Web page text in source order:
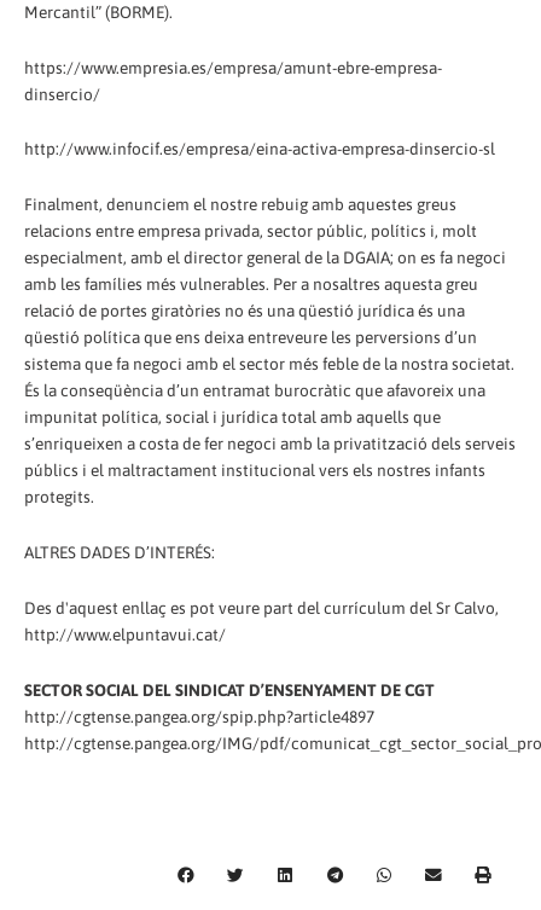
Mercantil” (BORME).
https://www.empresia.es/empresa/amunt-ebre-empresa-
dinsercio/
http://www.infocif.es/empresa/eina-activa-empresa-dinsercio-sl
Finalment, denunciem el nostre rebuig amb aquestes greus
relacions entre empresa privada, sector públic, polítics i, molt
especialment, amb el director general de la DGAIA; on es fa negoci
amb les famílies més vulnerables. Per a nosaltres aquesta greu
relació de portes giratòries no és una qüestió jurídica és una
qüestió política que ens deixa entreveure les perversions d’un
sistema que fa negoci amb el sector més feble de la nostra societat.
És la conseqüència d’un entramat burocràtic que afavoreix una
impunitat política, social i jurídica total amb aquells que
s’enriqueixen a costa de fer negoci amb la privatització dels serveis
públics i el maltractament institucional vers els nostres infants
protegits.
ALTRES DADES D’INTERÉS:
Des d'aquest enllaç es pot veure part del currículum del Sr Calvo,
http://www.elpuntavui.cat/
SECTOR SOCIAL DEL SINDICAT D’ENSENYAMENT DE CGT
http://cgtense.pangea.org/spip.php?article4897
http://cgtense.pangea.org/IMG/pdf/